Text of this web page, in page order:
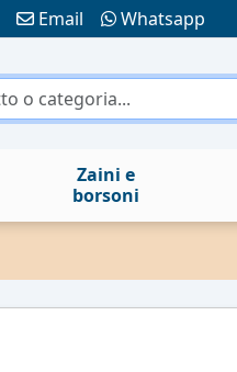
Email Whatsapp
Zaini e
borsoni